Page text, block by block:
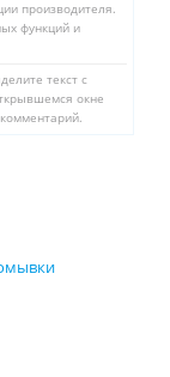
производителя.
функций и
текст с
окне